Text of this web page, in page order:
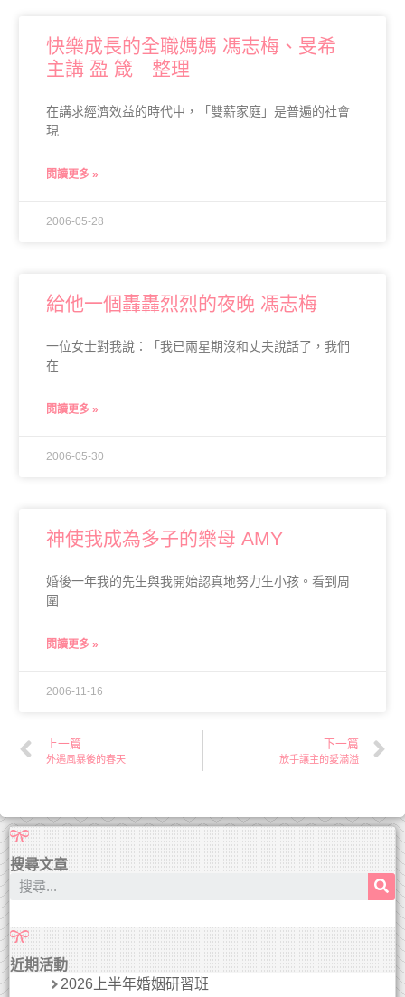
快樂成長的全職媽媽 馮志梅、旻希
主講 盈 箴 整理
在講求經濟效益的時代中，「雙薪家庭」是普遍的社會
現
閱讀更多 »
2006-05-28
給他一個轟轟烈烈的夜晚 馮志梅
一位女士對我說：「我已兩星期沒和丈夫說話了，我們
在
閱讀更多 »
2006-05-30
神使我成為多子的樂母 AMY
婚後一年我的先生與我開始認真地努力生小孩。看到周
圍
閱讀更多 »
2006-11-16
上一篇
外遇風暴後的春天
下一篇
放手讓主的愛滿溢
搜尋文章
近期活動
2026上半年婚姻研習班